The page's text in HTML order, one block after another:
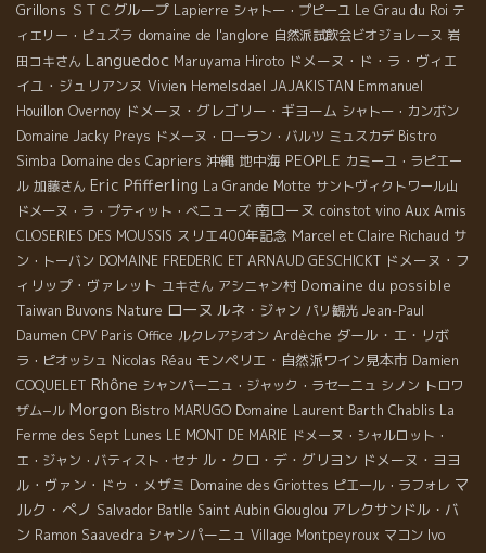
Grillons ＳＴＣグループ Lapierre シャトー・プピーユ Le Grau du Roi テ
ィエリー・ピュズラ domaine de l'anglore 自然派試飲会ビオジョレーヌ 岩
田コキさん Languedoc Maruyama Hiroto ドメーヌ・ド・ラ・ヴィエ
イユ・ジュリアンヌ Vivien Hemelsdael JAJAKISTAN Emmanuel
Houillon Overnoy ドメーヌ・グレゴリー・ギヨーム シャトー・カンボン
Domaine Jacky Preys ドメーヌ・ローラン・バルツ ミュスカデ Bistro
Simba Domaine des Capriers 沖縄 地中海 PEOPLE カミーユ・ラピエー
ル 加藤さん Eric Pfifferling La Grande Motte サントヴィクトワール山
ドメーヌ・ラ・プティット・べニューズ 南ローヌ coinstot vino Aux Amis
CLOSERIES DES MOUSSIS スリエ400年記念 Marcel et Claire Richaud サ
ン・トーバン DOMAINE FREDERIC ET ARNAUD GESCHICKT ドメーヌ・フ
ィリップ・ヴァレット ユキさん アシニャン村 Domaine du possible
Taiwan Buvons Nature ローヌ ルネ・ジャン パリ観光 Jean-Paul
Daumen CPV Paris Office ルクレアシオン Ardèche ダール・エ・リボ
ラ・ピオッシュ Nicolas Réau モンペリエ・自然派ワイン見本市 Damien
COQUELET Rhône シャンパーニュ・ジャック・ラセーニュ シノン トロワ
ザム−ル Morgon Bistro MARUGO Domaine Laurent Barth Chablis La
Ferme des Sept Lunes LE MONT DE MARIE ドメーヌ・シャルロット・
エ・ジャン・バティスト・セナ ル・クロ・デ・グリヨン ドメーヌ・ヨヨ
ル・ヴァン・ドゥ・メザミ Domaine des Griottes ピエール・ラフォレ マ
ルク・ぺノ Salvador Batlle Saint Aubin Glouglou アレクサンドル・バ
ン Ramon Saavedra シャンパーニュ Village Montpeyroux マコン Ivo